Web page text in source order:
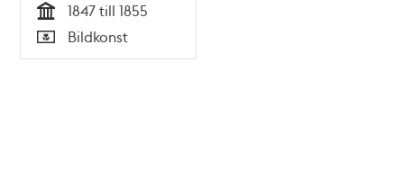
Tid
1847 till 1855
Typ
Bildkonst